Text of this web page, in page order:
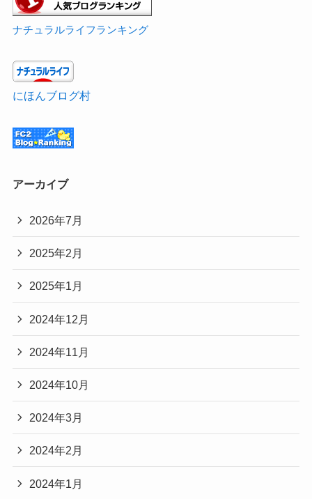
ナチュラルライフランキング
にほんブログ村
アーカイブ
2026年7月
2025年2月
2025年1月
2024年12月
2024年11月
2024年10月
2024年3月
2024年2月
2024年1月